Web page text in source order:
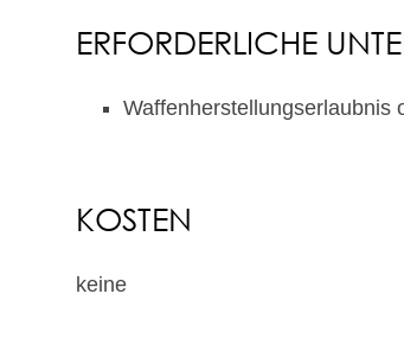
ERFORDERLICHE
Waffenherstellungserlaubnis
KOSTEN
keine